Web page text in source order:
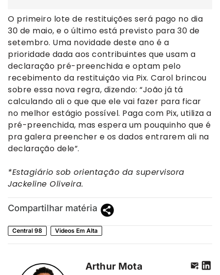
O primeiro lote de restituições será pago no dia
30 de maio, e o último está previsto para 30 de
setembro. Uma novidade deste ano é a
prioridade dada aos contribuintes que usam a
declaração pré-preenchida e optam pelo
recebimento da restituição via Pix. Carol brincou
sobre essa nova regra, dizendo: “João já tá
calculando ali o que que ele vai fazer para ficar
no melhor estágio possível. Paga com Pix, utiliza a
pré-preenchida, mas espera um pouquinho que é
pra galera preencher e os dados entrarem ali na
declaração dele”.
*Estagiário sob orientação da supervisora
Jackeline Oliveira.
Compartilhar matéria
Central 98 Videos Em Alta
Arthur Mota